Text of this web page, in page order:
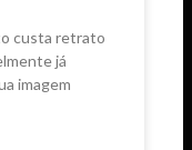
custa retrato
já
imagem